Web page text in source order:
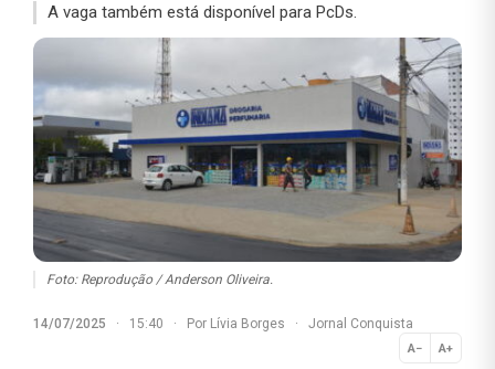
A vaga também está disponível para PcDs.
Foto: Reprodução / Anderson Oliveira.
14/07/2025 · 15:40 · Por Lívia Borges · Jornal Conquista
A− A+
Normal